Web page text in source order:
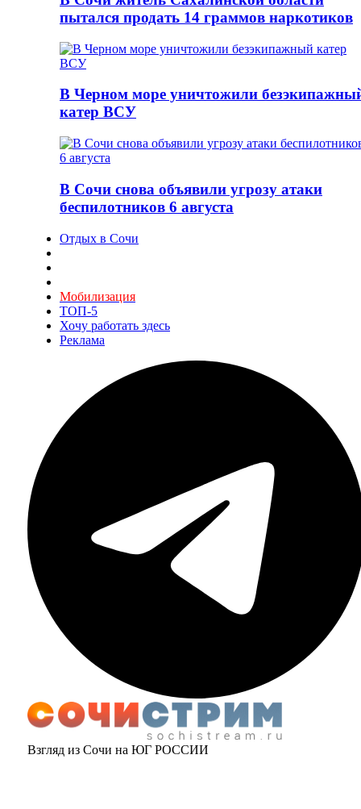
пытался продать 14 граммов наркотиков
В Черном море уничтожили
катер ВСУ
В Сочи снова объявили угрозу атаки
беспилотников 6 августа
Отдых в Сочи
Мобилизация
ТОП-5
Хочу работать здесь
Реклама
Взгляд из Сочи на ЮГ РОССИИ